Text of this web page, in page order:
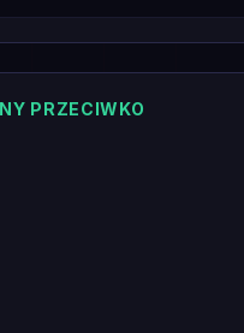
PRZECIWKO